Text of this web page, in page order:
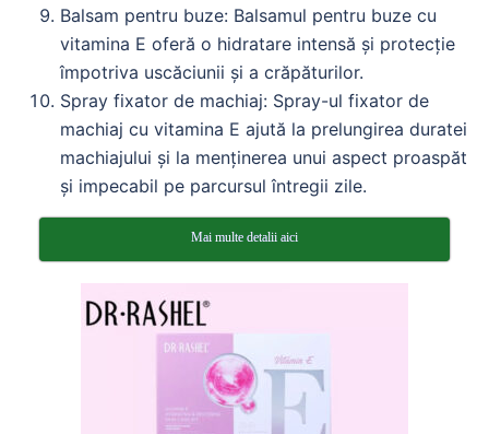
Balsam pentru buze: Balsamul pentru buze cu
vitamina E oferă o hidratare intensă și protecție
împotriva uscăciunii și a crăpăturilor.
Spray fixator de machiaj: Spray-ul fixator de
machiaj cu vitamina E ajută la prelungirea duratei
machiajului și la menținerea unui aspect proaspăt
și impecabil pe parcursul întregii zile.
Mai multe detalii aici